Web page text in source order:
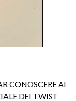
CONOSCERE AI
DEI TWIST